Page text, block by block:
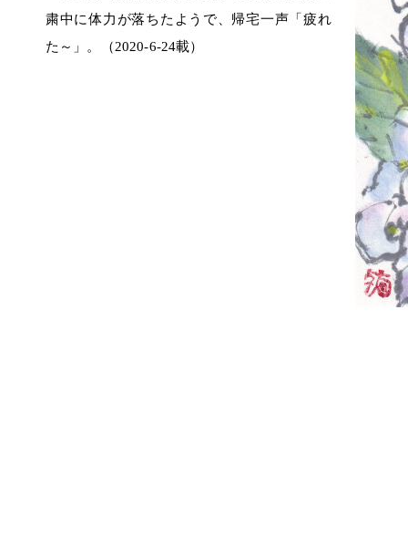
粛中に体力が落ちたようで、帰宅一声「疲れ
た～」。（2020-6-24載）